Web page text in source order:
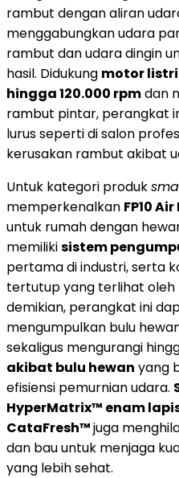
rambut dengan aliran
menggabungkan udara
rambut dan udara dingin
hasil. Didukung motor
hingga 120.000 rpmdan
rambut pintar, perangkat
lurus seperti di salon
kerusakan rambut akibat
Untuk kategori produk
memperkenalkan FP10
untuk rumah dengan
memilikisistem
pertama di industri, serta
tertutup yang terlihat oleh
demikian, perangkat ini
mengumpulkan bulu
sekaligus mengurangi
akibat bulu hewan yang
efisiensi pemurnian udara.
HyperMatrix™ enam
CataFresh™juga
dan bau untuk menjaga
yang lebih sehat.